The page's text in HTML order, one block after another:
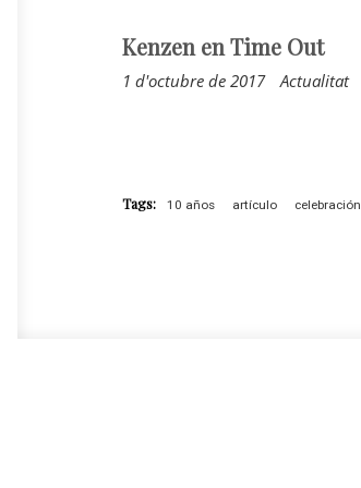
Kenzen en Time Out
1 d'octubre de 2017 Actualitat
Tags: 10 años artículo celebración